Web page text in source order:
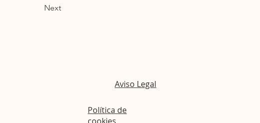
Next
Aviso Legal
Política de